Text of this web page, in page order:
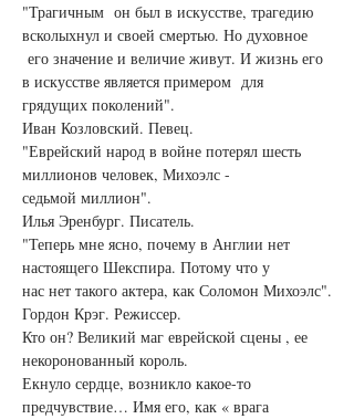
"Трагичным  он был в искусстве, трагедию
всколыхнул и своей смертью. Но духовное
его значение и величие живут. И жизнь его
в искусстве является примером  для
грядущих поколений".
Иван Козловский. Певец.
"Еврейский народ в войне потерял шесть
миллионов человек, Михоэлс -
седьмой миллион".
Илья Эренбург. Писатель.
"Теперь мне ясно, почему в Англии нет
настоящего Шекспира. Потому что у
нас нет такого актера, как Соломон Михоэлс".
Гордон Крэг. Режиссер.
Кто он? Великий маг еврейской сцены , ее
некоронованный король.
Екнуло сердце, возникло какое-то
предчувствие… Имя его, как « врага